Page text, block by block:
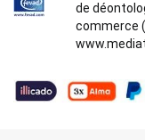
de
commerce